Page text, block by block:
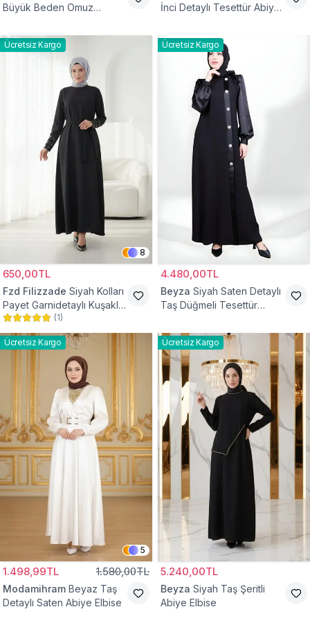
Büyük Beden Omuz
İnci Detaylı Tesettür Abiye
Ücretsiz Kargo
8
650,00TL
Fzd Filizzade Siyah Kolları
Payet Garnidetaylı Kuşaklı
Abiye Elbise
(1)
Ücretsiz Kargo
4.480,00TL
Beyza Siyah Saten Detaylı
Taş Düğmeli Tesettür
Ücretsiz Kargo
5
1.498,99TL 1.580,00TL
Modamihram Beyaz Taş
Detaylı Saten Abiye Elbise
Ücretsiz Kargo
5.240,00TL
Beyza Siyah Taş Şeritli
Abiye Elbise